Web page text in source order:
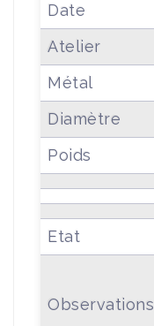
Date
Atelier
Métal
Diamètre
Poids
Etat
Observations